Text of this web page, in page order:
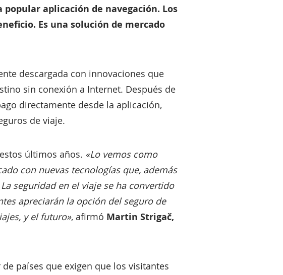
aplicación de navegación. Los
Es una solución de mercado
descargada con innovaciones que
sin conexión a Internet. Después de
directamente desde la aplicación,
de viaje.
últimos años. «Lo vemos como
con nuevas tecnologías que, además
seguridad en el viaje se ha convertido
apreciarán la opción del seguro de
y el futuro», afirmó Martin Strigač,
países que exigen que los visitantes